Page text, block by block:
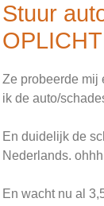
Stuur
Ze probeerde mij
ik de auto/
En duidelijk de
Nederlands.
En wacht nu al